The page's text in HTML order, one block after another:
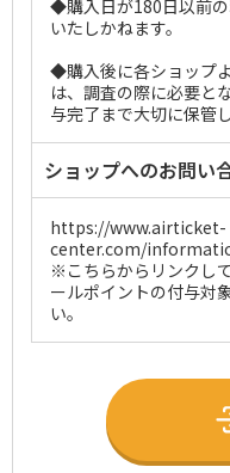
◆購入日が180日以前
いたしかねます。
◆購入後に各ショップ
は、調査の際に必要と
与完了まで大切に保管
ショップへのお問い
https://www.airticket-
center.com/
※こちらからリンクし
ールポイントの付与対
い。